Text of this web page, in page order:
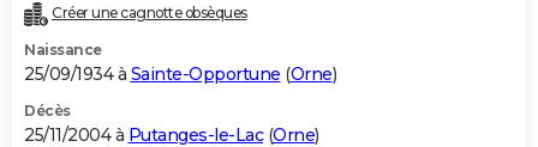
Créer une cagnotte obsèques
Naissance
25/09/1934 à Sainte-Opportune (Orne)
Décès
25/11/2004 à Putanges-le-Lac(Orne)